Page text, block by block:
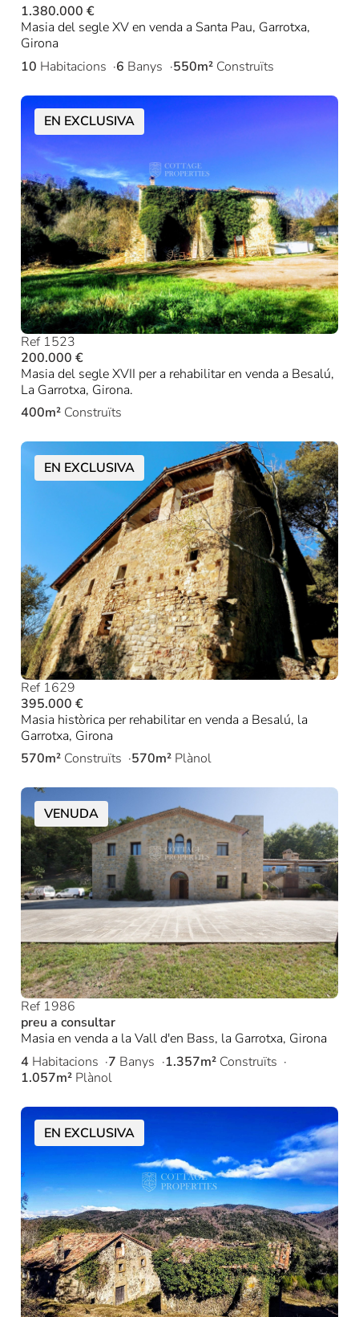
1.380.000 €
Masia del segle XV en venda a Santa Pau, Garrotxa,
Girona
10 Habitacions 6 Banys 550m² Construïts
EN EXCLUSIVA
Ref 1523
200.000 €
Masia del segle XVII per a rehabilitar en venda a Besalú,
La Garrotxa, Girona.
400m² Construïts
EN EXCLUSIVA
Ref 1629
395.000 €
Masia històrica per rehabilitar en venda a Besalú, la
Garrotxa, Girona
570m² Construïts 570m² Plànol
VENUDA
Ref 1986
preu a consultar
Masia en venda a la Vall d'en Bass, la Garrotxa, Girona
4 Habitacions 7 Banys 1.357m² Construïts
1.057m² Plànol
EN EXCLUSIVA